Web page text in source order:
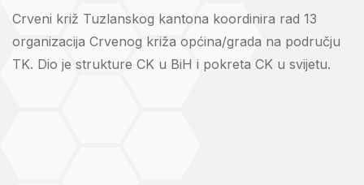
Crveni križ Tuzlanskog kantona koordinira rad 13
organizacija Crvenog križa općina/grada na području
TK. Dio je strukture CK u BiH i pokreta CK u svijetu.